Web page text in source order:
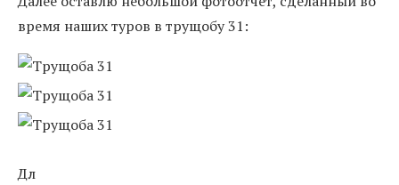
время наших туров в трущобу 31:
Дл